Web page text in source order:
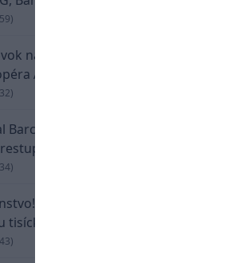
na Anfielde: Liverpool získal z
Arauja
Barcelonu a odmietol Real. Kluby
čiastke
Salaha vítali na štadióne
tisícky fanúšikov